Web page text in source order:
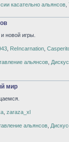
касательно альянсов
новой игры.
ReIncarnation
альянсов
мир
zaraza_xl
альянсов